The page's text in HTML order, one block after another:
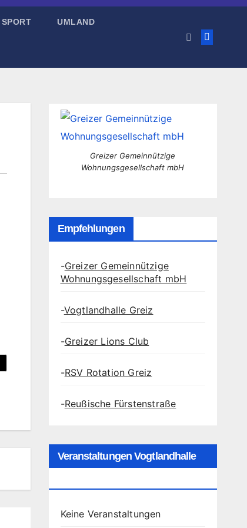
SPORT UMLAND
Greizer Gemeinnützige
Wohnungsgesellschaft mbH
Empfehlungen
-Greizer Gemeinnützige
Wohnungsgesellschaft mbH
-Vogtlandhalle Greiz
-Greizer Lions Club
-RSV Rotation Greiz
-Reußische Fürstenstraße
Veranstaltungen Vogtlandhalle
Keine Veranstaltungen